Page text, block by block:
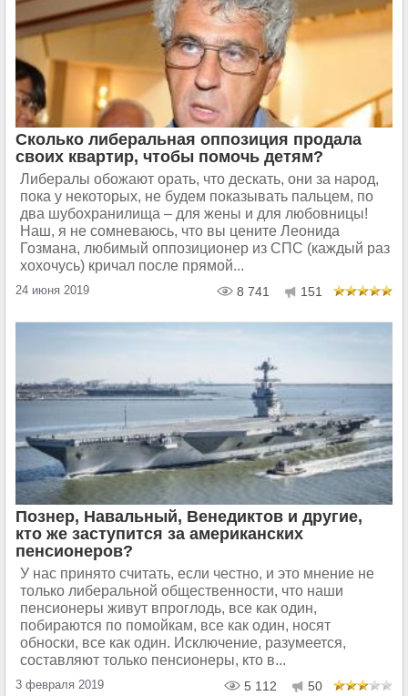
Сколько либеральная оппозиция продала
своих квартир, чтобы помочь детям?
Либералы обожают орать, что дескать, они за народ,
пока у некоторых, не будем показывать пальцем, по
два шубохранилища – для жены и для любовницы!
Наш, я не сомневаюсь, что вы цените Леонида
Гозмана, любимый оппозиционер из СПС (каждый раз
хохочусь) кричал после прямой...
24 июня 2019 8 741 151
Познер, Навальный, Венедиктов и другие,
кто же заступится за американских
пенсионеров?
У нас принято считать, если честно, и это мнение не
только либеральной общественности, что наши
пенсионеры живут впроглодь, все как один,
побираются по помойкам, все как один, носят
обноски, все как один. Исключение, разумеется,
составляют только пенсионеры, кто в...
3 февраля 2019 5 112 50